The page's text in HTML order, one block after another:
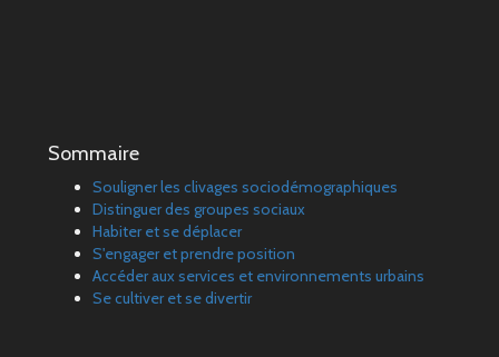
Sommaire
Souligner les clivages sociodémographiques
Distinguer des groupes sociaux
Habiter et se déplacer
S'engager et prendre position
Accéder aux services et environnements urbains
Se cultiver et se divertir